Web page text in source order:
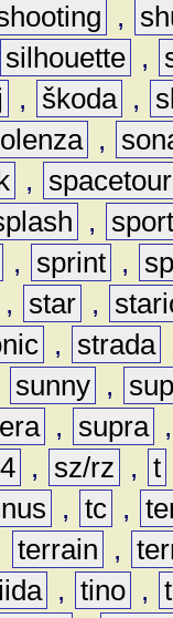
,
silhouette ,
, škoda , sl
,
,
, sport
, sprint ,
, star ,
, strada
sunny ,
, supra ,
, sz/rz , t
, tc ,
terrain ,
, tino ,